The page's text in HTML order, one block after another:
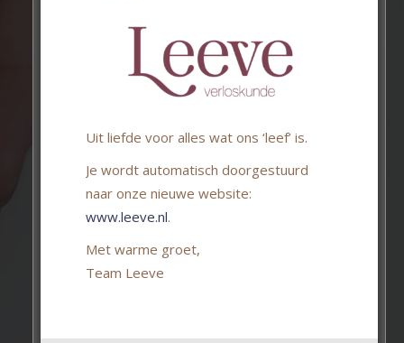
Heel erg blij dat we gekozen
hebben voor een
thuisbevalling, dit was een
super fijne ervaring. Nathalie
dankjewel voor de fijne
thuisbevalling. We zullen dit
Uit liefde voor alles wat ons ‘leef’ is.
Je wordt automatisch doorgestuurd
naar onze nieuwe website:
www.leeve.nl.
Met warme groet,
Team Leeve